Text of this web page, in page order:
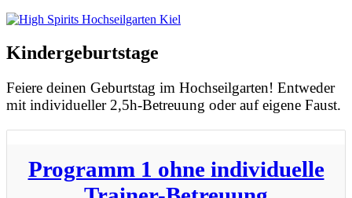
Kindergeburtstage
Feiere deinen Geburtstag im Hochseilgarten! Entweder
mit individueller 2,5h-Betreuung oder auf eigene Faust.
Programm 1 ohne individuelle